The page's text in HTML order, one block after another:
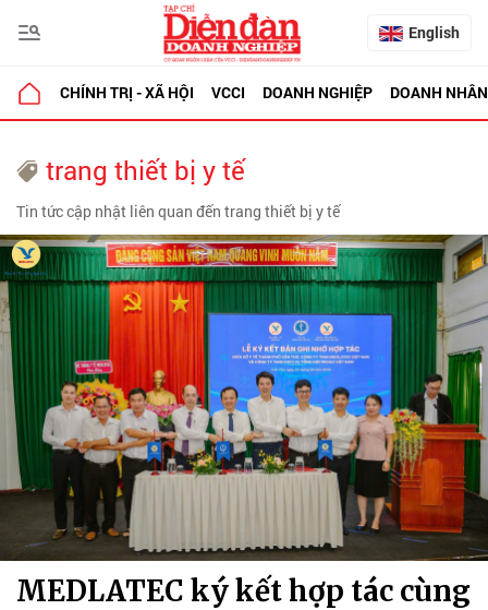
English
CHÍNH TRỊ - XÃ HỘI VCCI DOANH NGHIỆP DOANH NHÂN
trang thiết bị y tế
Tin tức cập nhật liên quan đến trang thiết bị y tế
MEDLATEC ký kết hợp tác cùng